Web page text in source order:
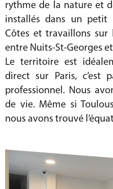
rythme de la nature et
installés dans un petit
Côtes et travaillons sur
entre Nuits-St-Georges et
Le territoire est
direct sur Paris, c’est
professionnel. Nous
de vie. Même si
nous avons trouvé